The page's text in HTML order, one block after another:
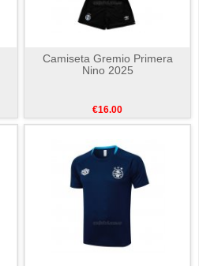
Camiseta Gremio Primera
Nino 2025
€16.00